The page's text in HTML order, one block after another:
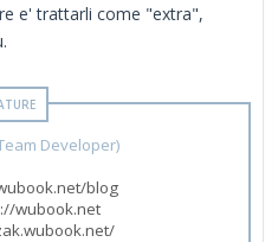
e' trattarli come "extra",
Developer)
blog
wubook.net